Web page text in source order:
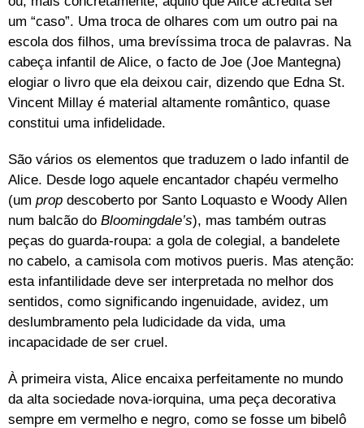
um “caso”. Uma troca de olhares com um outro pai na
escola dos filhos, uma brevíssima troca de palavras. Na
cabeça infantil de Alice, o facto de Joe (Joe Mantegna)
elogiar o livro que ela deixou cair, dizendo que Edna St.
Vincent Millay é material altamente romântico, quase
constitui uma infidelidade.
São vários os elementos que traduzem o lado infantil de
Alice. Desde logo aquele encantador chapéu vermelho
(um prop descoberto por Santo Loquasto e Woody Allen
num balcão do Bloomingdale’s), mas também outras
peças do guarda-roupa: a gola de colegial, a bandelete
no cabelo, a camisola com motivos pueris. Mas atenção:
esta infantilidade deve ser interpretada no melhor dos
sentidos, como significando ingenuidade, avidez, um
deslumbramento pela ludicidade da vida, uma
incapacidade de ser cruel.
À primeira vista, Alice encaixa perfeitamente no mundo
da alta sociedade nova-iorquina, uma peça decorativa
sempre em vermelho e negro, como se fosse um bibelô